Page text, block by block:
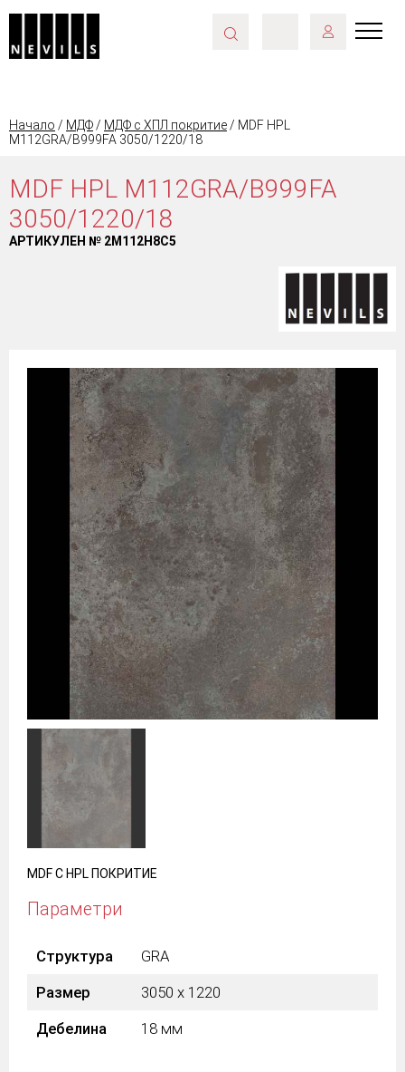
Начало / МДФ / МДФ с ХПЛ покритие / MDF HPL
M112GRA/B999FA 3050/1220/18
MDF HPL M112GRA/B999FA
3050/1220/18
АРТИКУЛЕН № 2M112H8C5
MDF С HPL ПОКРИТИЕ
Параметри
Структура
GRA
Размер
3050 х 1220
Дебелина
18 мм